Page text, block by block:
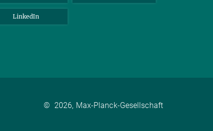
LinkedIn
© 2026, Max-Planck-Gesellschaft